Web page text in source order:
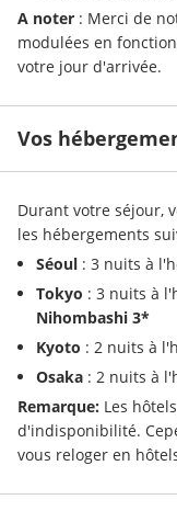
A noter : Merci de
modulées en
votre jour d'arrivée.
Vos
Durant votre séjour,
les hébergements
Séoul : 3 nuits à
Tokyo : 3 nuits à
Nihombashi 3*
Kyoto : 2 nuits à
Osaka : 2 nuits à
Remarque: Les
d'indisponibilité.
vous reloger en